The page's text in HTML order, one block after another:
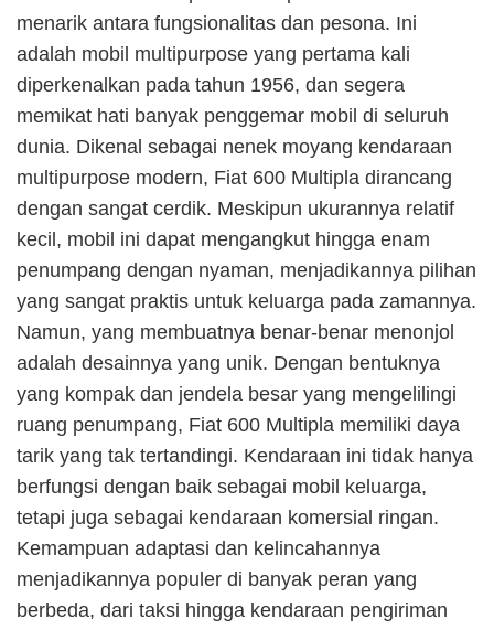
menarik antara fungsionalitas dan pesona. Ini
adalah mobil multipurpose yang pertama kali
diperkenalkan pada tahun 1956, dan segera
memikat hati banyak penggemar mobil di seluruh
dunia. Dikenal sebagai nenek moyang kendaraan
multipurpose modern, Fiat 600 Multipla dirancang
dengan sangat cerdik. Meskipun ukurannya relatif
kecil, mobil ini dapat mengangkut hingga enam
penumpang dengan nyaman, menjadikannya pilihan
yang sangat praktis untuk keluarga pada zamannya.
Namun, yang membuatnya benar-benar menonjol
adalah desainnya yang unik. Dengan bentuknya
yang kompak dan jendela besar yang mengelilingi
ruang penumpang, Fiat 600 Multipla memiliki daya
tarik yang tak tertandingi. Kendaraan ini tidak hanya
berfungsi dengan baik sebagai mobil keluarga,
tetapi juga sebagai kendaraan komersial ringan.
Kemampuan adaptasi dan kelincahannya
menjadikannya populer di banyak peran yang
berbeda, dari taksi hingga kendaraan pengiriman